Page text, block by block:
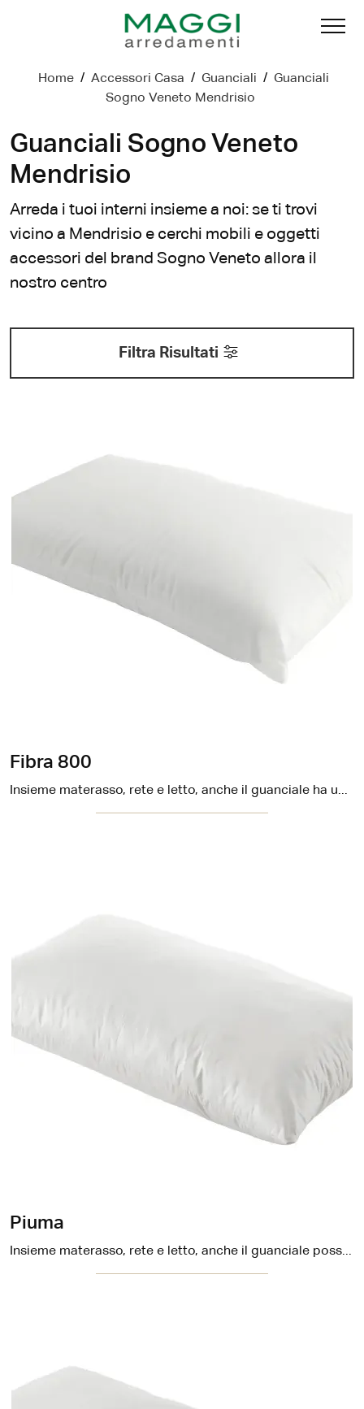
Home / Accessori Casa / Guanciali / Guanciali
Sogno Veneto Mendrisio
Guanciali Sogno Veneto
Mendrisio
Arreda i tuoi interni insieme a noi: se ti trovi
vicino a Mendrisio e cerchi mobili e oggetti
accessori del brand Sogno Veneto allora il
nostro centro
Filtra Risultati
Fibra 800
Insieme materasso, rete e letto, anche il guanciale ha un funzione di primo piano a determinare la qualità del tuo sonno.
Piuma
Insieme materasso, rete e letto, anche il guanciale possiede un compito importante a determinare la qualità del tuo riposo.